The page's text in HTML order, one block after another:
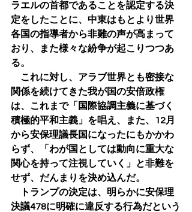
ラエルの首都であることを認定する決
定をしたことに、中東はもとより世界
各国の指導者から非難の声が高まって
おり、また様々な紛争が起こりつつあ
る。
これに対し、アラブ世界とも密接な
関係を続けてきた我が国の安倍政権
は、これまで「国際協調主義に基づく
積極的平和主義」を唱え、また、12月
から安保理議長国になったにもかかわ
らず、「わが国としては動向に重大な
関心を持って注視していく」と非難を
せず、だんまりを決め込んだ。
トランプの決定は、明らかに安保理
決議478に明確に違反する行為だという